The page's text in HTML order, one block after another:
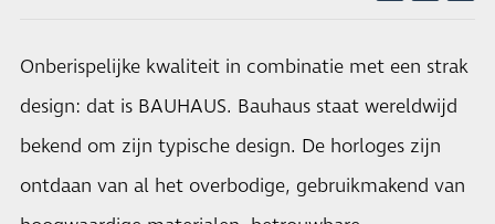
Onberispelijke kwaliteit in combinatie met een strak
design: dat is BAUHAUS. Bauhaus staat wereldwijd
bekend om zijn typische design. De horloges zijn
ontdaan van al het overbodige, gebruikmakend van